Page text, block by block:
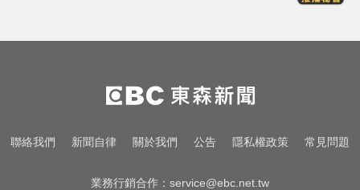
揭最大陷阱 勸調節1類股
超帥星二代遭控騙吃騙喝！約吃海
底撈「僅帶10元」請友代墊還失聯
疑追星遭網暴！女網紅情緒崩潰 直
聯絡我們 新聞自律 關於我們 公告 隱私權政策 常見問題
業務行銷合作： service@ebc.net.tw